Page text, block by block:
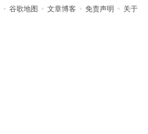
谷歌地图 文章博客 免责声明
关于